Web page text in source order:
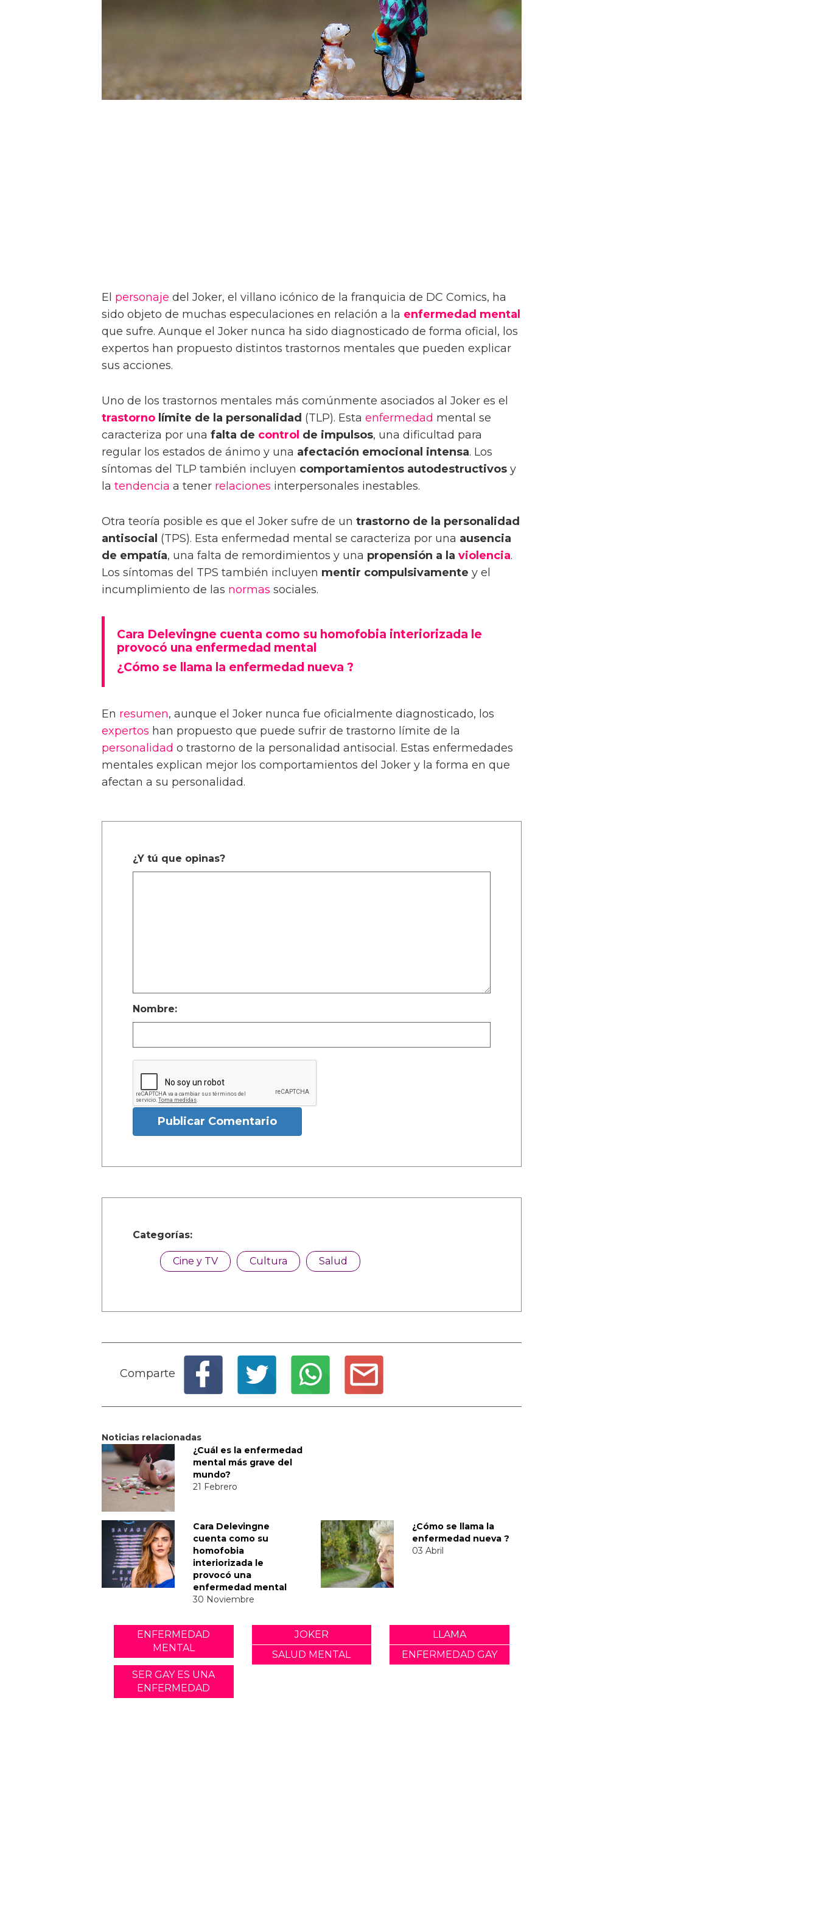
El personaje del Joker, el villano icónico de la franquicia de DC Comics, ha
sido objeto de muchas especulaciones en relación a la enfermedad mental
que sufre. Aunque el Joker nunca ha sido diagnosticado de forma oficial, los
expertos han propuesto distintos trastornos mentales que pueden explicar
sus acciones.
Uno de los trastornos mentales más comúnmente asociados al Joker es el
trastorno límite de la personalidad (TLP). Esta enfermedad mental se
caracteriza por una falta de control de impulsos, una dificultad para
regular los estados de ánimo y una afectación emocional intensa. Los
síntomas del TLP también incluyen comportamientos autodestructivos y
la tendencia a tener relaciones interpersonales inestables.
Otra teoría posible es que el Joker sufre de un trastorno de la personalidad
antisocial (TPS). Esta enfermedad mental se caracteriza por una ausencia
de empatía, una falta de remordimientos y una propensión a la violencia.
Los síntomas del TPS también incluyen mentir compulsivamente y el
incumplimiento de las normas sociales.
Cara Delevingne cuenta como su homofobia interiorizada le
provocó una enfermedad mental
¿Cómo se llama la enfermedad nueva ?
En resumen, aunque el Joker nunca fue oficialmente diagnosticado, los
expertos han propuesto que puede sufrir de trastorno límite de la
personalidad o trastorno de la personalidad antisocial. Estas enfermedades
mentales explican mejor los comportamientos del Joker y la forma en que
afectan a su personalidad.
¿Y tú que opinas?
Nombre:
Publicar Comentario
Categorías:
Cine y TV Cultura Salud
Comparte
Noticias relacionadas
¿Cuál es la enfermedad
mental más grave del
mundo?
21 Febrero
Cara Delevingne
cuenta como su
homofobia
interiorizada le
provocó una
enfermedad mental
30 Noviembre
¿Cómo se llama la
enfermedad nueva ?
03 Abril
ENFERMEDAD
MENTAL
JOKER
LLAMA
SALUD MENTAL
ENFERMEDAD GAY
SER GAY ES UNA
ENFERMEDAD